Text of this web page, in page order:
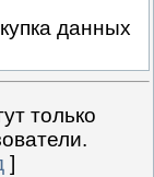
данных
только
]